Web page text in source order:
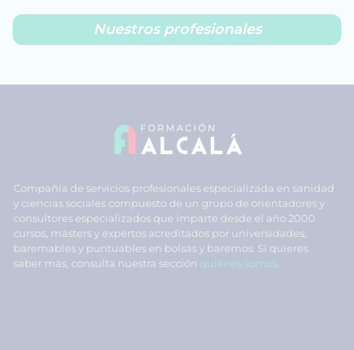
Nuestros profesionales
Compañía de servicios profesionales especializada en sanidad
y ciencias sociales compuesto de un grupo de orientadores y
consultores especializados que imparte desde el año 2000
cursos, másters y expertos acreditados por universidades,
baremables y puntuables en bolsas y baremos. Si quieres
saber más, consulta nuestra sección quiénes somos